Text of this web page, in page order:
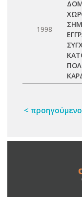
1998
< προηγούμενο